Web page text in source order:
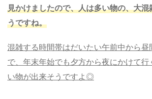
見かけましたので、人は多い物の、大
うですね。
混雑する時間帯はだいたい午前中から
で、年末年始でも夕方から夜にかけて
い物が出来そうですよ◎